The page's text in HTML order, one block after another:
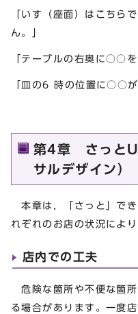
「いす（座面）はこちら
ん。」
「テーブルの右奥に○○を
「皿の6 時の位置に○○
第4章 さっと
サルデザイン）
本章は，「さっと」で
れぞれのお店の状況によ
店内での工夫
危険な箇所や不便な箇
る場合があります。一度